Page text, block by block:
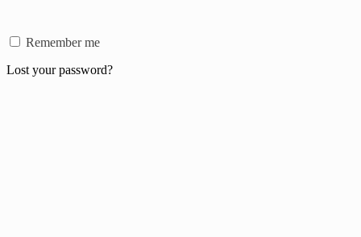
Remember me
Lost your password?